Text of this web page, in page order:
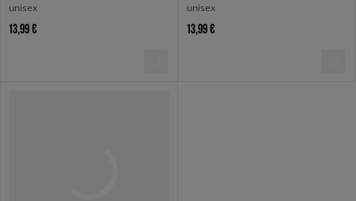
unisex
13,99 €
unisex
13,99 €